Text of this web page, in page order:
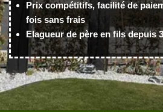
Prix compétitifs, facilité de
fois sans frais
Elagueur de père en fils depuis